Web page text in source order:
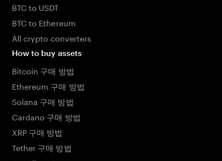
BTC to USDT
BTC to Ethereum
All crypto converters
How to buy assets
Bitcoin 구매 방법
Ethereum 구매 방법
Solana 구매 방법
Cardano 구매 방법
XRP 구매 방법
Tether 구매 방법